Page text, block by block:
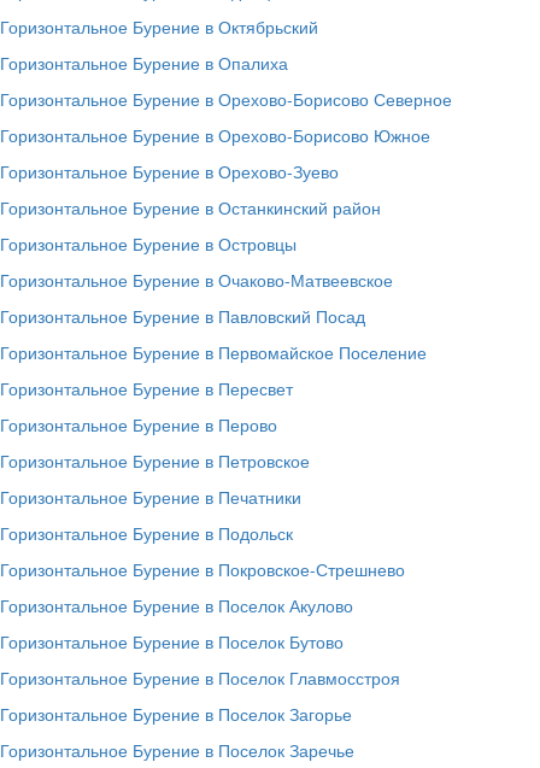
Горизонтальное Бурение в Октябрьский
Горизонтальное Бурение в Опалиха
Горизонтальное Бурение в Орехово-Борисово Северное
Горизонтальное Бурение в Орехово-Борисово Южное
Горизонтальное Бурение в Орехово-Зуево
Горизонтальное Бурение в Останкинский район
Горизонтальное Бурение в Островцы
Горизонтальное Бурение в Очаково-Матвеевское
Горизонтальное Бурение в Павловский Посад
Горизонтальное Бурение в Первомайское Поселение
Горизонтальное Бурение в Пересвет
Горизонтальное Бурение в Перово
Горизонтальное Бурение в Петровское
Горизонтальное Бурение в Печатники
Горизонтальное Бурение в Подольск
Горизонтальное Бурение в Покровское-Стрешнево
Горизонтальное Бурение в Поселок Акулово
Горизонтальное Бурение в Поселок Бутово
Горизонтальное Бурение в Поселок Главмосстроя
Горизонтальное Бурение в Поселок Загорье
Горизонтальное Бурение в Поселок Заречье